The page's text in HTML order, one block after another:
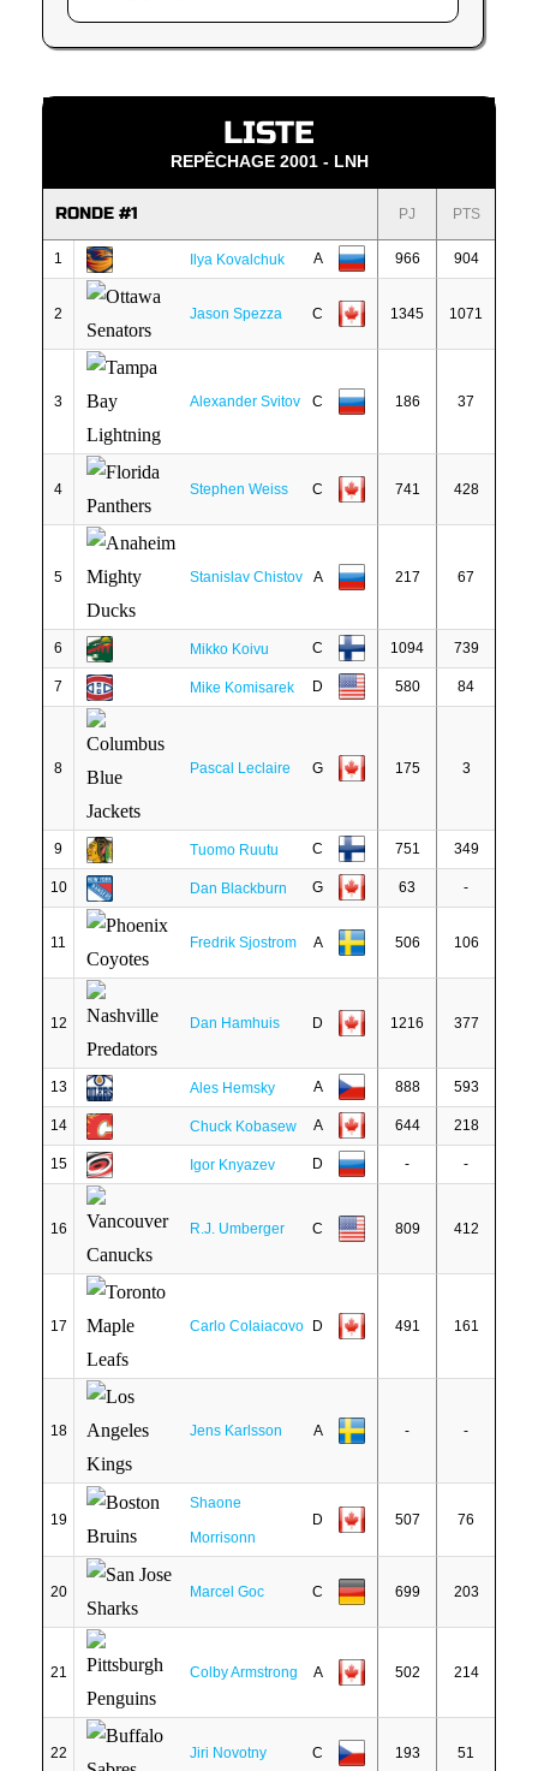
LISTE
REPÊCHAGE 2001 - LNH
RONDE #1 PJ PTS
1 Ilya Kovalchuk A 966 904
2 Jason Spezza C 1345 1071
3 Alexander Svitov C 186 37
4 Stephen Weiss C 741 428
5 Stanislav Chistov A 217 67
6 Mikko Koivu C 1094 739
7 Mike Komisarek D 580 84
8 Pascal Leclaire G 175 3
9 Tuomo Ruutu C 751 349
10 Dan Blackburn G 63 -
11 Fredrik Sjostrom A 506 106
12 Dan Hamhuis D 1216 377
13 Ales Hemsky A 888 593
14 Chuck Kobasew A 644 218
15 Igor Knyazev D - -
16 R.J. Umberger C 809 412
17 Carlo Colaiacovo D 491 161
18 Jens Karlsson A - -
19
Shaone
Morrisonn
D 507 76
20 Marcel Goc C 699 203
21 Colby Armstrong A 502 214
22 Jiri Novotny C 193 51